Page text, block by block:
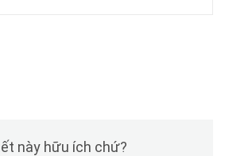
này hữu ích chứ?